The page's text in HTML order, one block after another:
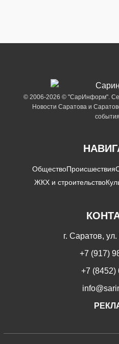
© 2006-2026 © "СарИнформ".
Новости Саратова и
ОбществоПроисшествия
ЖКХ и строительство
г. Саратов, ул.
+7 (917)
+7 (8452)